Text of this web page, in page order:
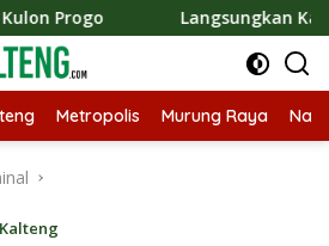
Langsungkan Kaji Tiru, Bupati
Metropolis Murung Raya